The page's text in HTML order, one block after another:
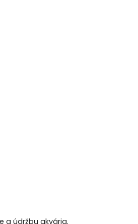
a údržbu akvária.